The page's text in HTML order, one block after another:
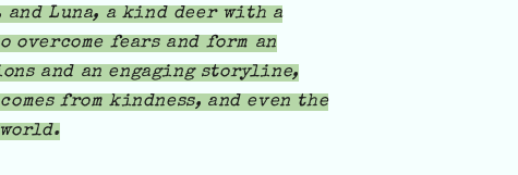
Luna, a kind deer with a
fears and form an
and an engaging storyline,
from kindness, and even the